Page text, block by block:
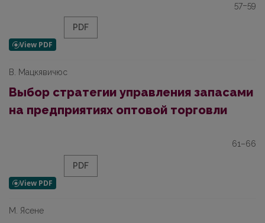
57–59
PDF
В. Мацкявичюс
Выбор стратегии управления запасами
на предприятиях оптовой торговли
61–66
PDF
М. Ясене